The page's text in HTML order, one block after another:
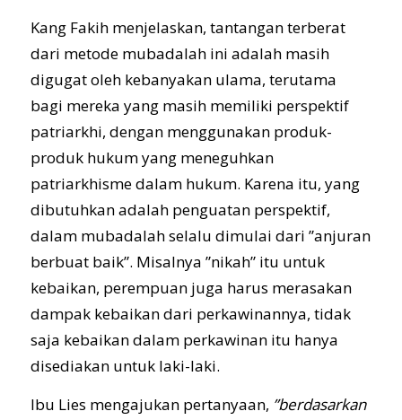
Kang Fakih menjelaskan, tantangan terberat
dari metode mubadalah ini adalah masih
digugat oleh kebanyakan ulama, terutama
bagi mereka yang masih memiliki perspektif
patriarkhi, dengan menggunakan produk-
produk hukum yang meneguhkan
patriarkhisme dalam hukum. Karena itu, yang
dibutuhkan adalah penguatan perspektif,
dalam mubadalah selalu dimulai dari ”anjuran
berbuat baik”. Misalnya ”nikah” itu untuk
kebaikan, perempuan juga harus merasakan
dampak kebaikan dari perkawinannya, tidak
saja kebaikan dalam perkawinan itu hanya
disediakan untuk laki-laki.
Ibu Lies mengajukan pertanyaan, ”berdasarkan